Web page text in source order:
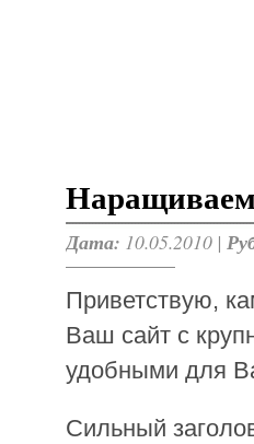
Дата: 10.05.2010 |
Приветствую,
Ваш сайт с
удобными для
Сильный